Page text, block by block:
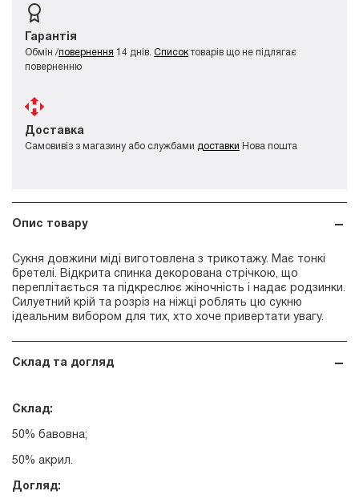
Гарантія
Обмін /повернення 14 днів. Списоктоварів що не підлягає
поверненню
Доставка
Самовивіз з магазину або службами доставки Нова пошта
Опис товару
Сукня довжини міді виготовлена з трикотажу. Має тонкі
бретелі. Відкрита спинка декорована стрічкою, що
переплітається та підкреслює жіночність і надає родзинки.
Силуетний крій та розріз на ніжці роблять цю сукню
ідеальним вибором для тих, хто хоче привертати увагу.
Склад та догляд
Склад:
50% бавовна;
50% акрил.
Догляд: